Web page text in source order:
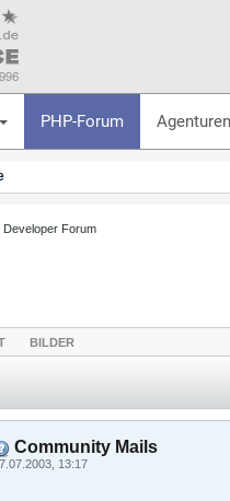
PHP-Forum
Developer Forum
BILDER
Community Mails
13:17